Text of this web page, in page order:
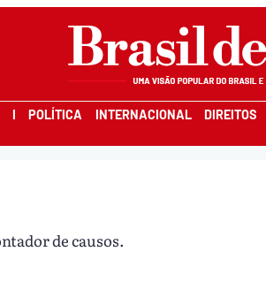
I POLÍTICA INTERNACIONAL DIREITOS
de causos.